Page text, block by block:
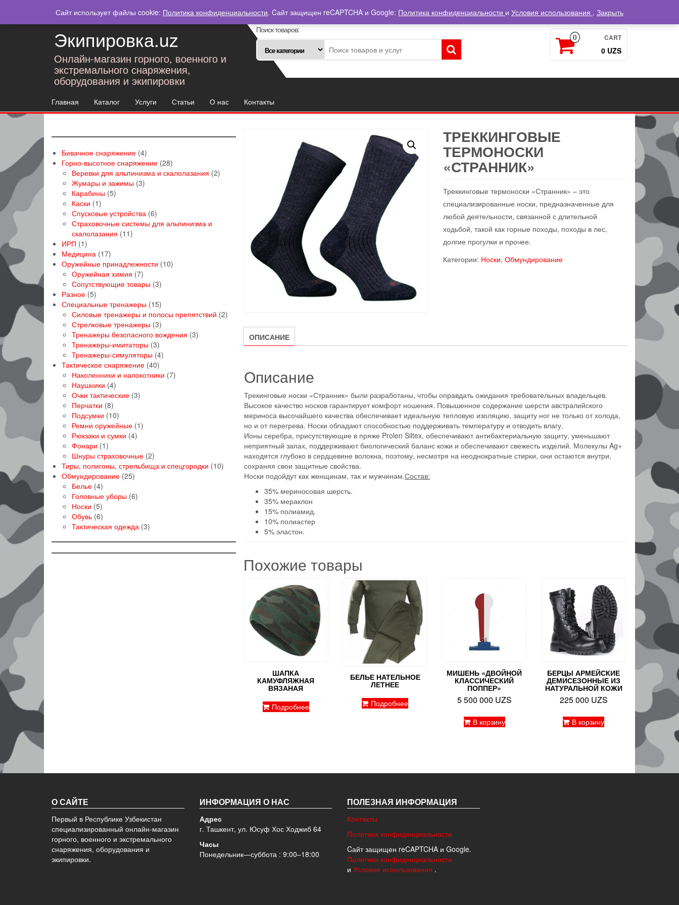
the
Экипировка.uz
Онлайн-магазин горного, военного и
экстремального снаряжения,
оборудования и экипировки
Поиск товаров:
0 CART
0 UZS
Главная Каталог Услуги Статьи О нас Контакты
Бивачное снаряжение 44
товара
Горно-высотное снаряжение 2828
товаров
Веревки для альпинизма и скалолазания 22
Жумары и зажимы 33
Карабины 55
Каски 11
товар
Спусковые устройства 66
товаров
Страховочные системы для альпинизма и
скалолазания 1111
ИРП 11
товар
Медицина 1717
товаров
Оружейные принадлежности 1010
Оружейная химия 77
товаров
Сопутствующие товары 33
Разное 55
товаров
Специальные тренажеры 1515
товаров
Силовые тренажеры и полосы препятствий 22
Стрелковые тренажеры 33
товара
Тренажеры безопасного вождения 33
Тренажеры-имитаторы 33
товара
Тренажеры-симуляторы 44
Тактическое снаряжение 4040
товаров
Наколенники и налокотники 77
Наушники 44
товара
Очки тактические 33
Перчатки 88
товаров
Подсумки 1010
товаров
Ремни оружейные 11
Рюкзаки и сумки 44
Фонари 11
товар
Шнуры страховочные 22
товара
Тиры, полигоны, стрельбища и спецгородки 1010
товаров
Обмундирование 2525
Белье 44
товара
Головные уборы 66
Носки 55
товаров
Обувь 66
товаров
Тактическая одежда 33
ТРЕККИНГОВЫЕ
ТЕРМОНОСКИ
«СТРАННИК»
Треккинговые термоноски «Странник» – это
специализированные носки, предназначенные для
любой деятельности, связанной с длительной
ходьбой, такой как горные походы, походы в лес,
долгие прогулки и прочее.
Категории: Носки,Обмундирование
ОПИСАНИЕ
Описание
Трекинговые носки «Странник» были разработаны, чтобы оправдать ожидания требовательных владельцев.
Высокое качество носков гарантирует комфорт ношения. Повышенное содержание шерсти австралийского
мериноса высочайшего качества обеспечивает идеальную тепловую изоляцию, защиту ног не только от холода,
но и от перегрева. Носки обладают способностью поддерживать температуру и отводить влагу.
Ионы серебра, присутствующие в пряже Prolen Siltex, обеспечивают антибактериальную защиту, уменьшают
неприятный запах, поддерживают биологический баланс кожи и обеспечивают свежесть изделий. Молекулы Ag+
находятся глубоко в сердцевине волокна, поэтому, несмотря на неоднократные стирки, они остаются внутри,
сохраняя свои защитные свойства.
Носки подойдут как женщинам, так и мужчинам.Состав:
35% мериносовая шерсть.
35% мераклон
15% полиамид.
10% полиастер
5% эластон.
Похожие товары
ШАПКА
КАМУФЛЯЖНАЯ
ВЯЗАНАЯ
Подробнее
БЕЛЬЕ НАТЕЛЬНОЕ
ЛЕТНЕЕ
Подробнее
МИШЕНЬ «ДВОЙНОЙ
КЛАССИЧЕСКИЙ
ПОППЕР»
5 500 000 UZS
В корзину
БЕРЦЫ АРМЕЙСКИЕ
ДЕМИСЕЗОННЫЕ ИЗ
НАТУРАЛЬНОЙ КОЖИ
225 000 UZS
В корзину
О САЙТЕ
Первый в Республике Узбекистан
специализированный онлайн-магазин
горного, военного и экстремального
снаряжения, оборудования и
экипировки.
ИНФОРМАЦИЯ О НАС
Адрес
г. Ташкент, ул. Юсуф Хос Ходжиб 64
Часы
Понедельник—суббота : 9:00–18:00
ПОЛЕЗНАЯ ИНФОРМАЦИЯ
Контакты
Политика конфиденциальности
Cайт защищен reCAPTCHA и Google.
Политика конфиденциальности
и Условия использования .
Сайт использует файлы cookie: Политика конфиденциальности. Cайт защищен reCAPTCHA и Google: Политика конфиденциальности и Условия использования . Закрыть